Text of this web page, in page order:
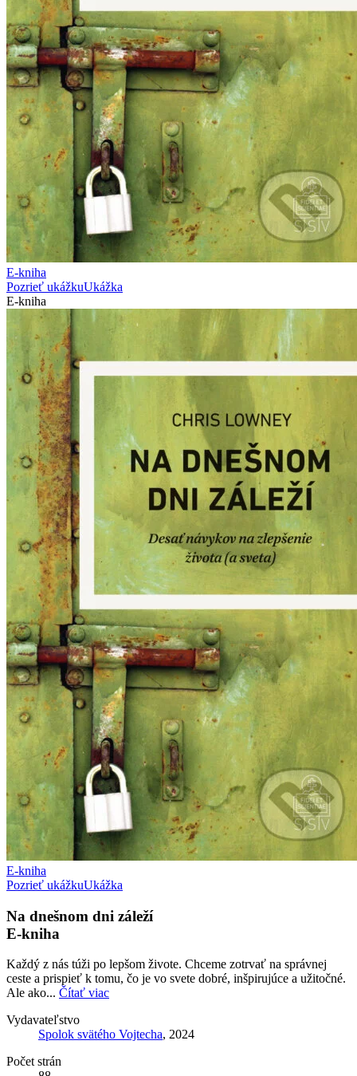
E-kniha
Pozrieť ukážkuUkážka
E-kniha
E-kniha
Pozrieť ukážkuUkážka
Na dnešnom dni záleží
E-kniha
Každý z nás túži po lepšom živote. Chceme zotrvať na správnej
ceste a prispieť k tomu, čo je vo svete dobré, inšpirujúce a užitočné.
Ale ako... Čítať viac
Vydavateľstvo
Spolok svätého Vojtecha, 2024
Počet strán